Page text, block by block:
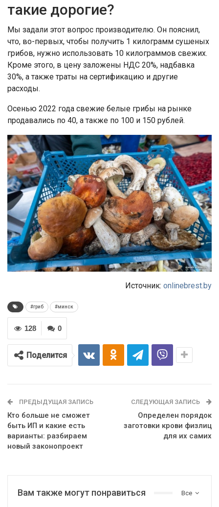
такие дорогие?
Мы задали этот вопрос производителю. Он пояснил,
что, во-первых, чтобы получить 1 килограмм сушеных
грибов, нужно использовать 10 килограммов свежих.
Кроме этого, в цену заложены НДС 20%, надбавка
30%, а также траты на сертификацию и другие
расходы.
Осенью 2022 года свежие белые грибы на рынке
продавались по 40, а также по 100 и 150 рублей.
Источник: onlinebrest.by
#гриб #минск
0
128
Поделится
ПРЕДЫДУЩАЯ ЗАПИСЬ
Кто больше не сможет
быть ИП и какие есть
варианты: разбираем
новый законопроект
СЛЕДУЮЩАЯ ЗАПИСЬ
Определен порядок
заготовки крови физлиц
для их самих
Все
Вам также могут понравиться